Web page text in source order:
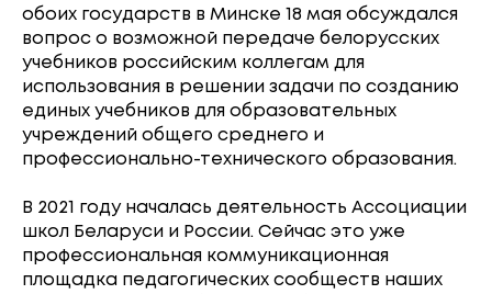
обоих государств в Минске 18 мая обсуждался
вопрос о возможной передаче белорусских
учебников российским коллегам для
использования в решении задачи по созданию
единых учебников для образовательных
учреждений общего среднего и
профессионально-технического образования.
В 2021 году началась деятельность Ассоциации
школ Беларуси и России. Сейчас это уже
профессиональная коммуникационная
площадка педагогических сообществ наших